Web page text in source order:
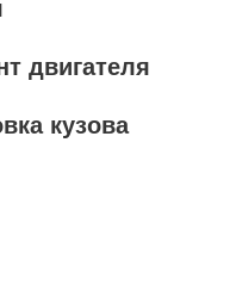
двигателя
кузова